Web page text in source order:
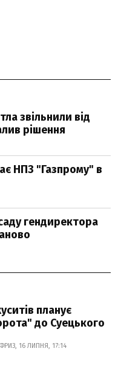
звільнили від
рішення
НПЗ "Газпрому" в
гендиректора
планує
до Суецького
16 ЛИПНЯ, 17:14